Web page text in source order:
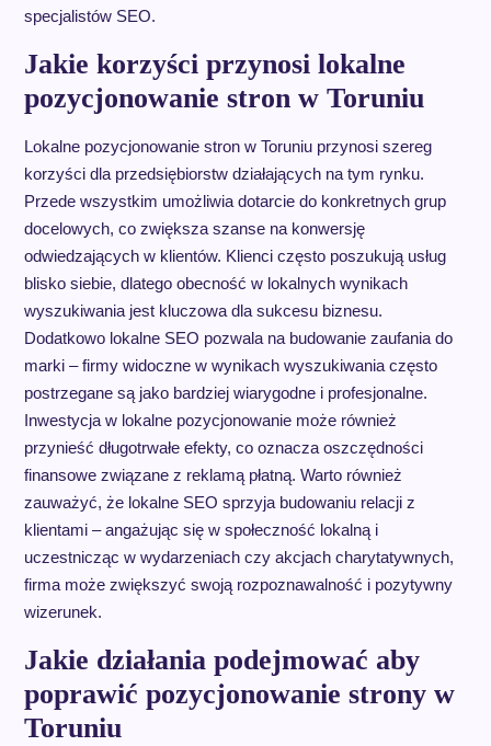
specjalistów SEO.
Jakie korzyści przynosi lokalne
pozycjonowanie stron w Toruniu
Lokalne pozycjonowanie stron w Toruniu przynosi szereg
korzyści dla przedsiębiorstw działających na tym rynku.
Przede wszystkim umożliwia dotarcie do konkretnych grup
docelowych, co zwiększa szanse na konwersję
odwiedzających w klientów. Klienci często poszukują usług
blisko siebie, dlatego obecność w lokalnych wynikach
wyszukiwania jest kluczowa dla sukcesu biznesu.
Dodatkowo lokalne SEO pozwala na budowanie zaufania do
marki – firmy widoczne w wynikach wyszukiwania często
postrzegane są jako bardziej wiarygodne i profesjonalne.
Inwestycja w lokalne pozycjonowanie może również
przynieść długotrwałe efekty, co oznacza oszczędności
finansowe związane z reklamą płatną. Warto również
zauważyć, że lokalne SEO sprzyja budowaniu relacji z
klientami – angażując się w społeczność lokalną i
uczestnicząc w wydarzeniach czy akcjach charytatywnych,
firma może zwiększyć swoją rozpoznawalność i pozytywny
wizerunek.
Jakie działania podejmować aby
poprawić pozycjonowanie strony w
Toruniu